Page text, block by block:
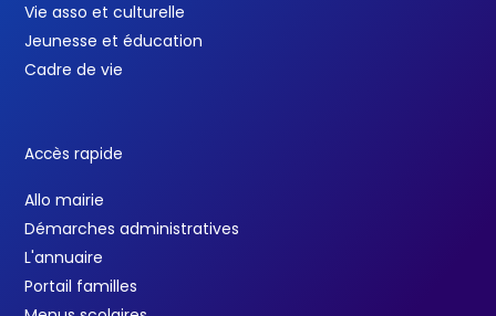
Vie asso et culturelle
Jeunesse et éducation
Cadre de vie
Accès rapide
Allo mairie
Démarches administratives
L'annuaire
Portail familles